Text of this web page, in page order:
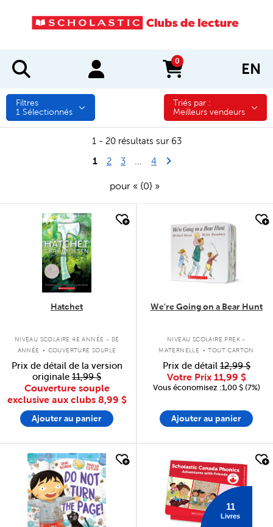
0
items in cart EN
Filtres
1 Sélectionnés
Triés par :
Triés par :
Meilleurs vendeurs
1 - 20 résultats sur 63
1 2 3 4Last Page
Next Page
pour « {0} »
quick look
Hatchet
NIVEAU SCOLAIRE 4E ANNÉE - 8E
ANNÉE . COUVERTURE SOUPLE
Prix de détail de la version
originale 11,99 $
Couverture souple
exclusive aux clubs 8,99 $
Ajouter au panier
We're Going on a Bear Hunt
NIVEAU SCOLAIRE PREK -
MATERNELLE . TOUT CARTON
Prix de détail12,99 $
Votre Prix 11,99 $
Vous économisez :1,00 $ (7%)
Ajouter au panier
quick look quick look
11
Livres